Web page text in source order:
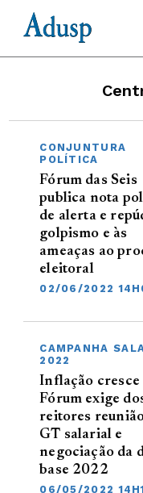
CONJUNTURA
POLÍTICA
Fórum das Seis
publica nota
de alerta e
golpismo e às
ameaças ao
eleitoral
02/06/2022
CAMPANHA
2022
Inflação cresce
Fórum exige
reitores
GT salarial e
negociação da
base 2022
06/05/2022